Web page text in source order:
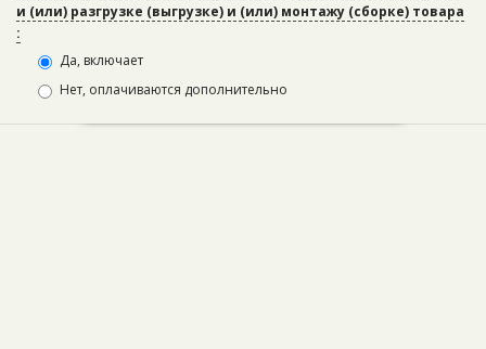
и (или) разгрузке (выгрузке) и (или) монтажу (сборке) товара
:
Да, включает
Нет, оплачиваются дополнительно